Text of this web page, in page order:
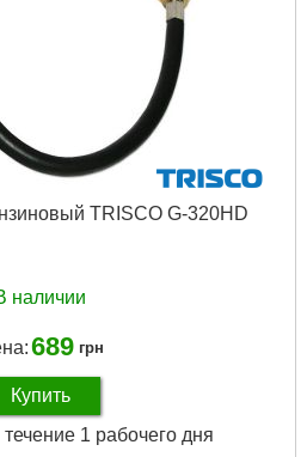
TRISCO G-320HD
наличии
689 грн
Купить
течение 1 рабочего дня